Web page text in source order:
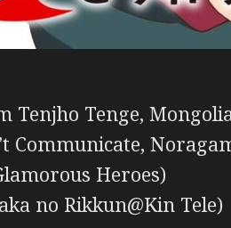
Tenjho Tenge,
Communicate,
Heroes)
no Rikkun@Kin Tele)